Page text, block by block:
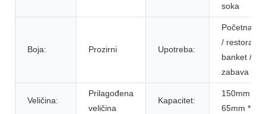
soka
Boja: Prozirni Upotreba:
Početna /
/ restoran /
banket /
zabava
Veličina:
Prilagođena
veličina
Kapacitet:
150mm *
65mm *